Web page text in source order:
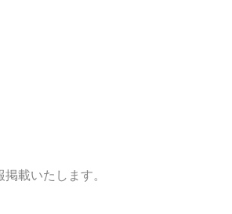
載いたします。